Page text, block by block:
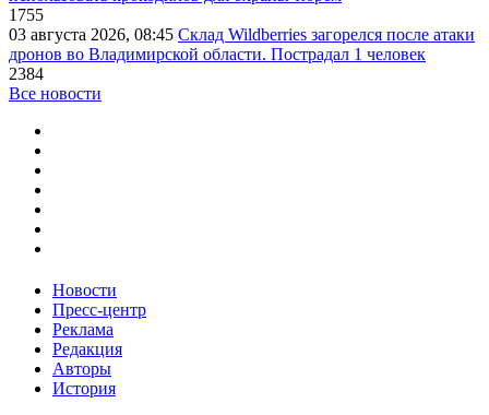
1755
03 августа 2026, 08:45 Склад Wildberries загорелся после атаки
дронов во Владимирской области. Пострадал 1 человек
2384
Все новости
Новости
Пресс-центр
Реклама
Редакция
Авторы
История